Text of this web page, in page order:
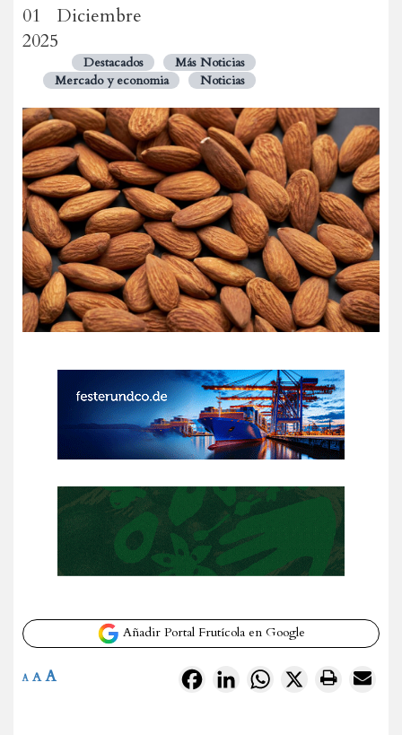
01 Diciembre
2025
Destacados
Más Noticias
Mercado y economia
Noticias
Añadir Portal Frutícola en Google
FacebookLinkedInWhatsApp
X
A A A